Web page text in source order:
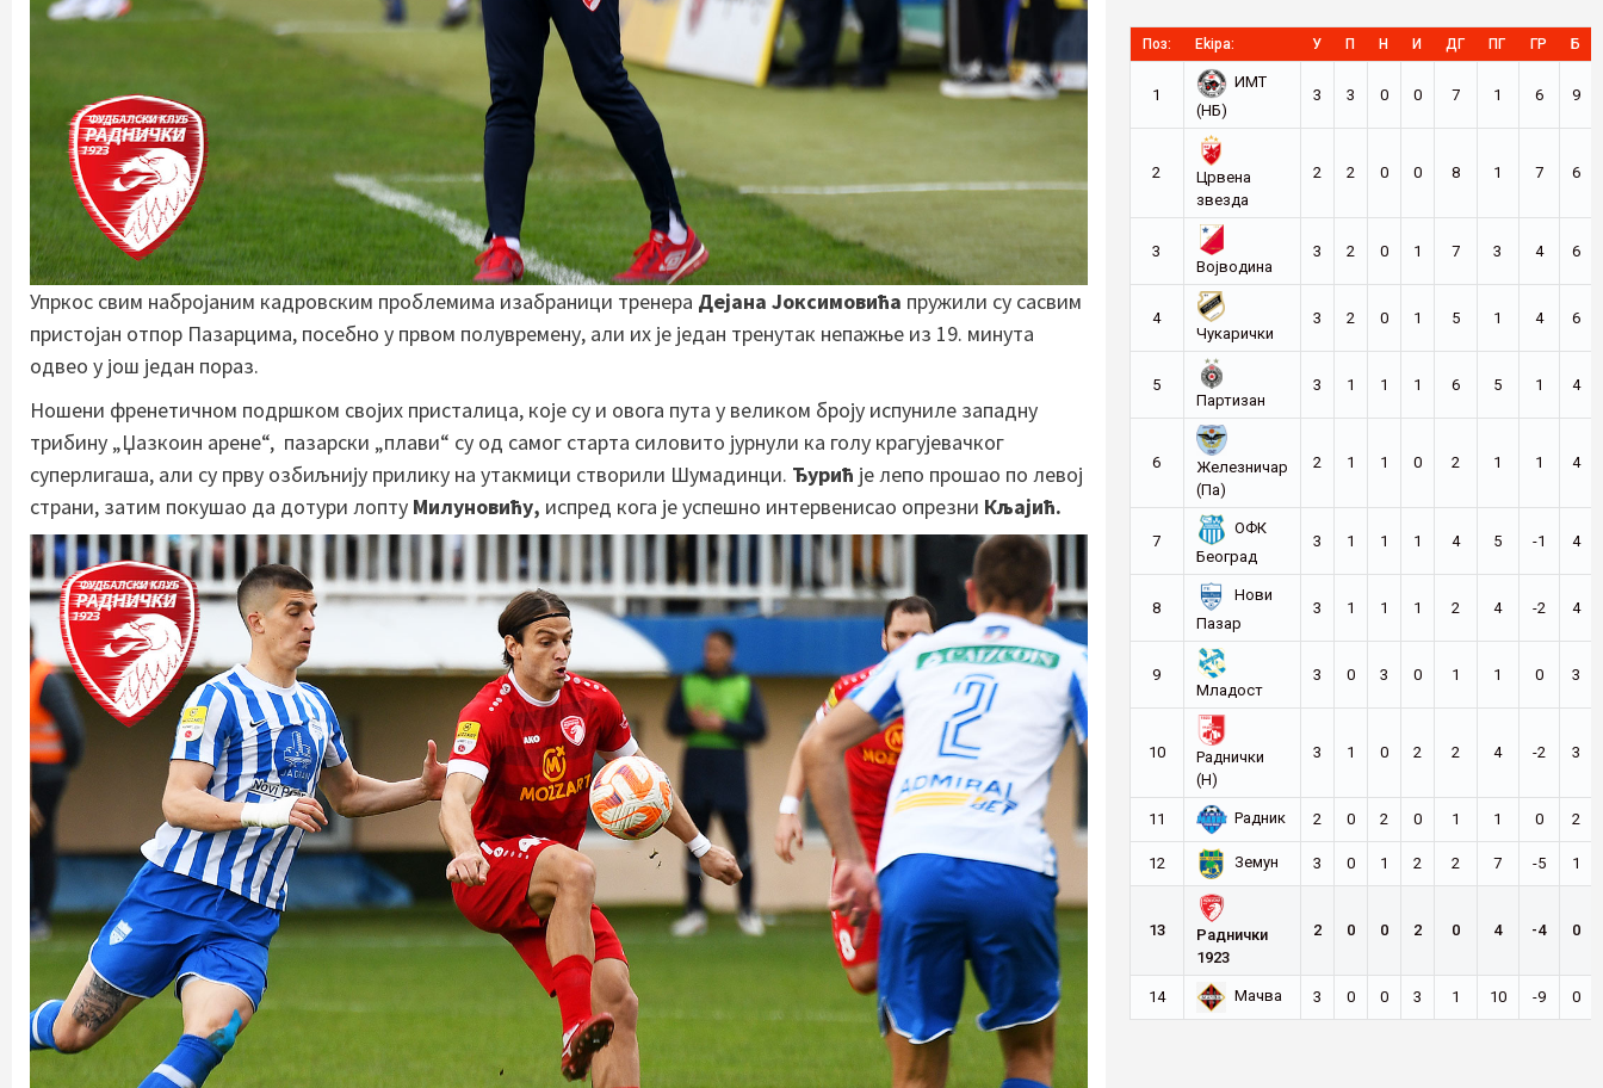
Упркос свим набројаним кадровским проблемима изабраници тренера Дејана Јоксимовића пружили су сасвим
пристојан отпор Пазарцима, посебно у првом полувремену, али их је један тренутак непажње из 19. минута
одвео у још један пораз.
Ношени френетичном подршком својих присталица, које су и овога пута у великом броју испуниле западну
трибину „Џазкоин арене“, пазарски „плави“ су од самог старта силовито јурнули ка голу крагујевачког
суперлигаша, али су прву озбиљнију прилику на утакмици створили Шумадинци. Ђурић је лепо прошао по левој
страни, затим покушао да дотури лопту Милуновићу, испред кога је успешно интервенисао опрезни Кљајић.
Поз: Ekipa: У П Н И ДГ ПГ ГР Б
1
ИМТ
(НБ)
3 3 0 0 7 1 6 9
2
Црвена
звезда
2 2 0 0 8 1 7 6
3
Војводина
3 2 0 1 7 3 4 6
4
Чукарички
3 2 0 1 5 1 4 6
5
Партизан
3 1 1 1 6 5 1 4
6
Железничар
(Па)
2 1 1 0 2 1 1 4
7
ОФК
Београд
3 1 1 1 4 5 -1 4
8
Нови
Пазар
3 1 1 1 2 4 -2 4
9
Младост
3 0 3 0 1 1 0 3
10
Раднички
(Н)
3 1 0 2 2 4 -2 3
11 Радник 2 0 2 0 1 1 0 2
12 Земун 3 0 1 2 2 7 -5 1
13
Раднички
1923
2 0 0 2 0 4 -4 0
14 Мачва 3 0 0 3 1 10 -9 0